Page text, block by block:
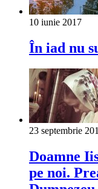
10 iunie 2017
În iad nu
23 septembrie
Doamne
pe noi.